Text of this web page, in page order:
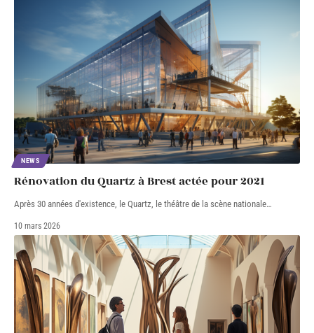
NEWS
Rénovation du Quartz à Brest actée pour 2021
Après 30 années d'existence, le Quartz, le théâtre de la scène nationale…
10 mars 2026